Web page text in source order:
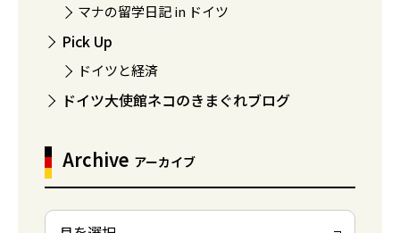
マナの留学日記 in ドイツ
Pick Up
ドイツと経済
ドイツ大使館ネコのきまぐれブログ
Archive アーカイブ